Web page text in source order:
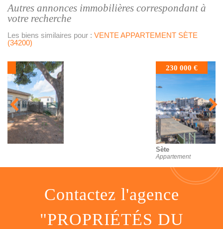
autres annonces immobilières correspondant à
votre recherche
Les biens similaires pour : VENTE APPARTEMENT SÈTE
(34200)
contactez l'agence
"PROPRIÉTÉS DU